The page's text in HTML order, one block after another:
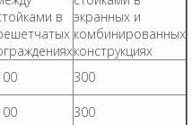
в
экранных и
комбинированных
конструкциях
300
300